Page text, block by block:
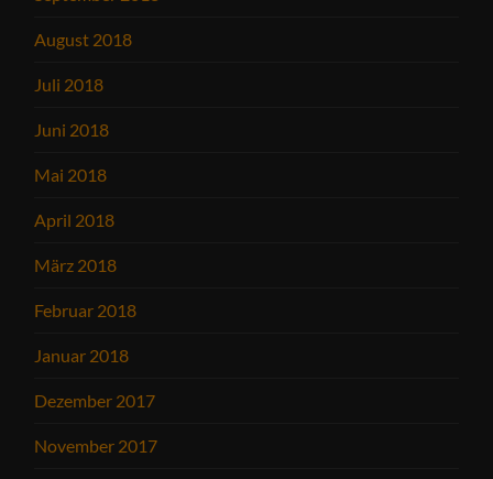
August 2018
Juli 2018
Juni 2018
Mai 2018
April 2018
März 2018
Februar 2018
Januar 2018
Dezember 2017
November 2017